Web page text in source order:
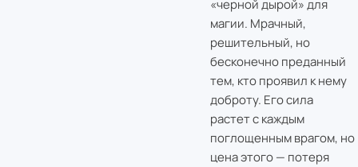
«черной дырой» для
магии. Мрачный,
решительный, но
бесконечно преданный
тем, кто проявил к нему
доброту. Его сила
растет с каждым
поглощенным врагом, но
цена этого — потеря